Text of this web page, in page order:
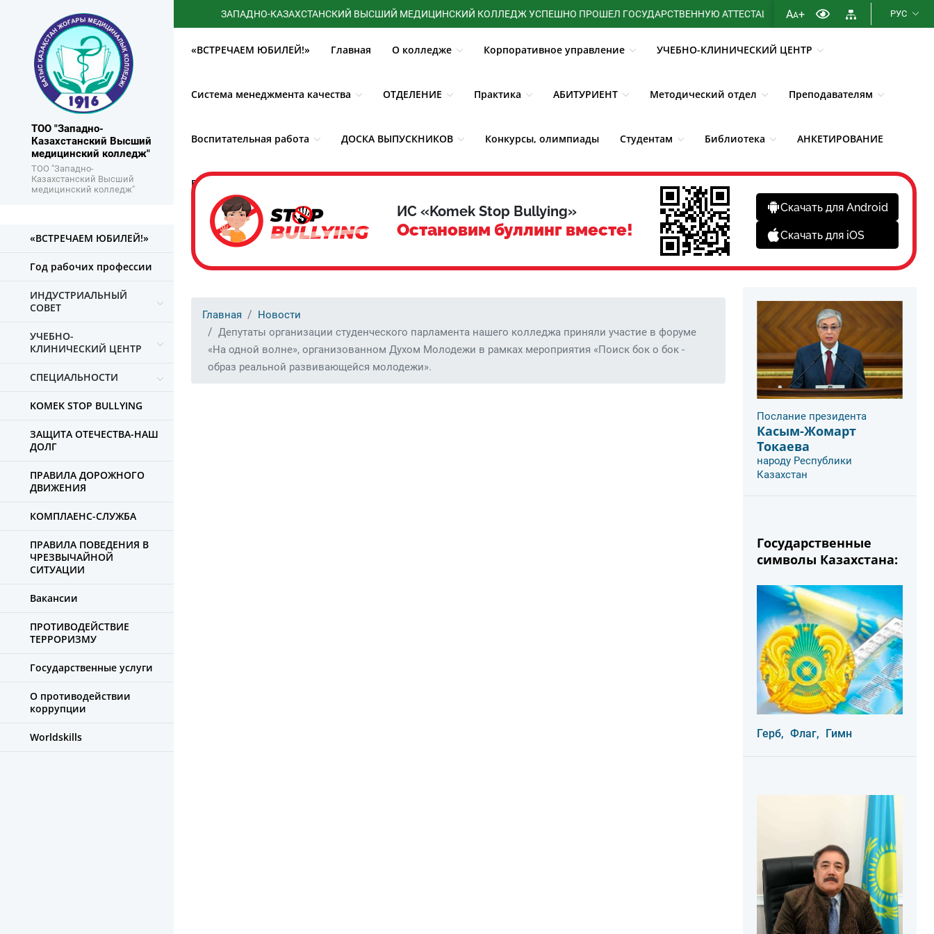
ТОО "Западно-
Казахстанский Высший
медицинский колледж"
ТОО "Западно-
Казахстанский Высший
медицинский колледж"
ЗАПАДНО-КАЗАХСТАНСКИЙ ВЫСШИЙ МЕДИЦИНСКИЙ КОЛЛЕДЖ УСПЕШНО ПРОШЕЛ ГОСУДАРСТВЕННУЮ АТТЕСТАЦИЮ МИНИСТЕРСТВА ЗДРАВООХРАНЕНИЯ
AA+ РУС
«ВСТРЕЧАЕМ ЮБИЛЕЙ!» Главная О колледже Корпоративное управление УЧЕБНО-КЛИНИЧЕСКИЙ ЦЕНТР
Система менеджмента качества ОТДЕЛЕНИЕ Практика АБИТУРИЕНТ Методический отдел Преподавателям
Воспитательная работа ДОСКА ВЫПУСКНИКОВ Конкурсы, олимпиады Студентам Библиотека АНКЕТИРОВАНИЕ
Борьба с коррупцией
«ВСТРЕЧАЕМ ЮБИЛЕЙ!»
Год рабочих профессии
ИНДУСТРИАЛЬНЫЙ
СОВЕТ
УЧЕБНО-
КЛИНИЧЕСКИЙ ЦЕНТР
СПЕЦИАЛЬНОСТИ
KOMEK STOP BULLYING
ЗАЩИТА ОТЕЧЕСТВА-НАШ
ДОЛГ
ПРАВИЛА ДОРОЖНОГО
ДВИЖЕНИЯ
КОМПЛАЕНС-СЛУЖБА
ПРАВИЛА ПОВЕДЕНИЯ В
ЧРЕЗВЫЧАЙНОЙ
СИТУАЦИИ
Вакансии
ПРОТИВОДЕЙСТВИЕ
ТЕРРОРИЗМУ
Государственные услуги
О противодействии
коррупции
Worldskills
ИС «Komek Stop Bullying»
Остановим буллинг вместе!
Скачать для Android
Скачать для iOS
Главная
Новости
Депутаты организации студенческого парламента нашего колледжа приняли участие в форуме
«На одной волне», организованном Духом Молодежи в рамках мероприятия «Поиск бок о бок -
образ реальной развивающейся молодежи».
Послание президента
Касым-Жомарт
Токаева
народу Республики
Казахстан
Государственные
символы Казахстана:
Герб, Флаг, Гимн